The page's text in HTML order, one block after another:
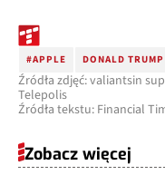
#APPLE DONALD TRUMP
Źródła zdjęć: valiantsin
Telepolis
Źródła tekstu: Financial
Zobacz więcej